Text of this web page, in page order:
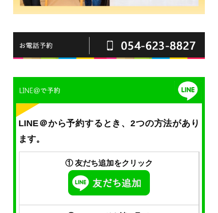
LINE＠から予約するとき、2つの方法があり
ます。
① 友だち追加をクリック